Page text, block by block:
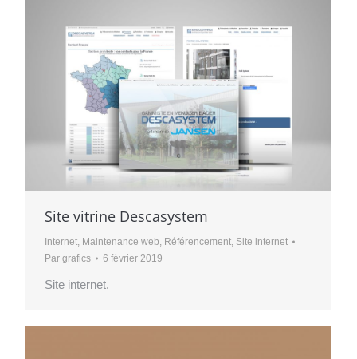
Site vitrine Descasystem
Internet Maintenance web Référencement Site internet
Pargrafics 6 février 2019
Site internet.